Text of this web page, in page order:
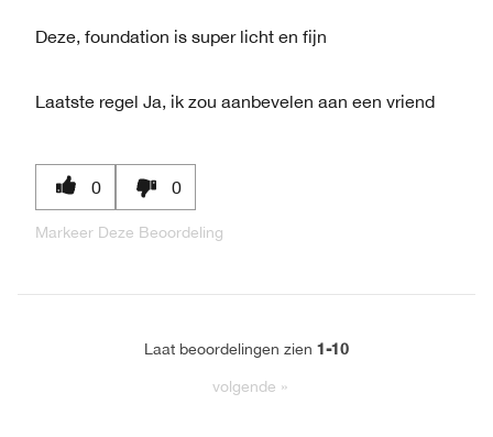
Deze, foundation is super licht en fijn
Laatste regel Ja, ik zou aanbevelen aan een vriend
0 0
Markeer Deze Beoordeling
Laat beoordelingen zien 1-10
volgende »